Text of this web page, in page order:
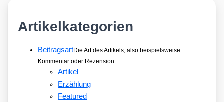
Artikelkategorien
BeitragsartDie Art des Artikels, also beispielsweise
Kommentar oder Rezension
Artikel
Erzählung
Featured